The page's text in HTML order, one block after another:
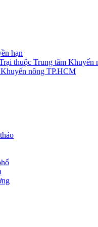
hạn
thuộc Trung tâm Khuyến
nông TP.HCM